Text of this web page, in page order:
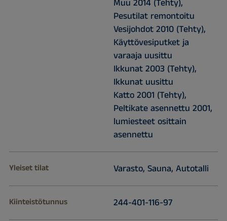
Muu 2014 (Tehty),
Pesutilat remontoitu
Vesijohdot 2010 (Tehty),
Käyttövesiputket ja
varaaja uusittu
Ikkunat 2003 (Tehty),
Ikkunat uusittu
Katto 2001 (Tehty),
Peltikate asennettu 2001,
lumiesteet osittain
asennettu
Yleiset tilat Varasto, Sauna, Autotalli
Kiinteistötunnus 244-401-116-97